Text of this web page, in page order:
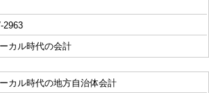
2963
カル時代の会計
カル時代の地方自治体会計